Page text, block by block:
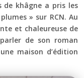
de khâgne a pris les
» sur RCN. Au
et chaleureuse de
de son roman
maison d’édition